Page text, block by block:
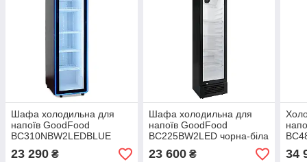
Шафа холодильна для
напоїв GoodFood
BC310NBW2LEDBLUE
чорна-біла
23 290 ₴
Шафа холодильна для
напоїв GoodFood
BC225BW2LED чорна-біла
23 600₴ 34